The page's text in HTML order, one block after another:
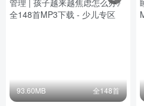
93.60MB 全148首